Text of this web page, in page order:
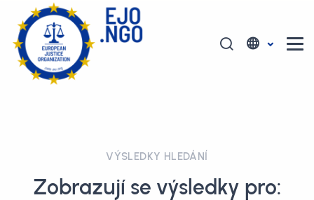
VÝSLEDKY HLEDÁNÍ
Zobrazují se výsledky pro: